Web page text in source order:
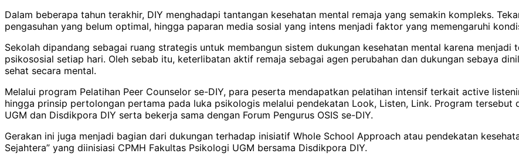
Dalam beberapa tahun terakhir, DIY menghadapi tantangan kesehatan mental remaja yang semakin kompleks.
pengasuhan yang belum optimal, hingga paparan media sosial yang intens menjadi faktor yang memengaruhi
Sekolah dipandang sebagai ruang strategis untuk membangun sistem dukungan kesehatan mental karena
psikososial setiap hari. Oleh sebab itu, keterlibatan aktif remaja sebagai agen perubahan dan dukungan sebaya
sehat secara mental.
Melalui program Pelatihan Peer Counselor se-DIY, para peserta mendapatkan pelatihan intensif terkait active
hingga prinsip pertolongan pertama pada luka psikologis melalui pendekatan Look, Listen, Link. Program tersebut
UGM dan Disdikpora DIY serta bekerja sama dengan Forum Pengurus OSIS se-DIY.
Gerakan ini juga menjadi bagian dari dukungan terhadap inisiatif Whole School Approach atau pendekatan
Sejahtera” yang diinisiasi CPMH Fakultas Psikologi UGM bersama Disdikpora DIY.